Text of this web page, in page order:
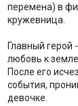
перемена) в
кружевница.
Главный герой
любовь к
После его
события,
девочке.